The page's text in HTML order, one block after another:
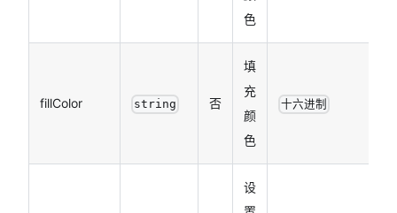
色
fillColor string 否
填
充
颜
色
十六进制
设